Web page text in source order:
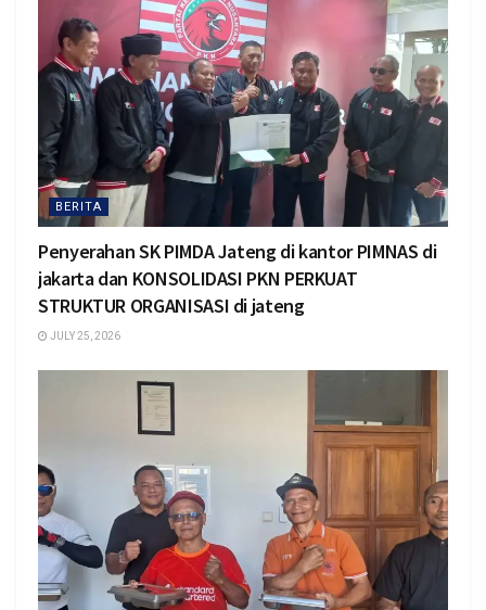
BERITA
Penyerahan SK PIMDA Jateng di kantor PIMNAS di
jakarta dan KONSOLIDASI PKN PERKUAT
STRUKTUR ORGANISASI di jateng
JULY 25, 2026